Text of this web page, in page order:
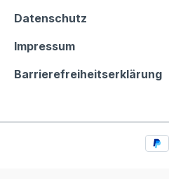
Datenschutz
Impressum
Barrierefreiheitserklärung